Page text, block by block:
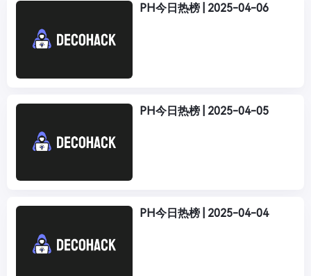
PH今日热榜 | 2025-04-06
PH今日热榜 | 2025-04-05
PH今日热榜 | 2025-04-04